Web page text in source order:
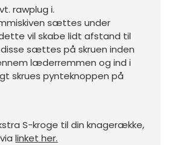
rawplug i.
sættes under
vil skabe lidt afstand til
sættes på skruen inden
læderremmen og ind i
skrues pynteknoppen på
S-kroge til din knagerække,
linket her.